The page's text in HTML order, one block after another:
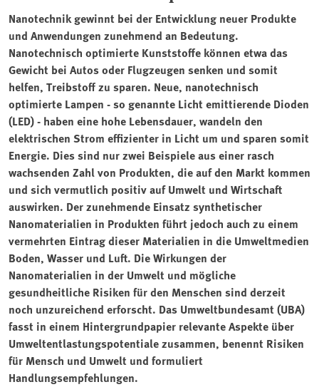
Nanotechnik gewinnt bei der Entwicklung neuer Produkte
und Anwendungen zunehmend an Bedeutung.
Nanotechnisch optimierte Kunststoffe können etwa das
Gewicht bei Autos oder Flugzeugen senken und somit
helfen, Treibstoff zu sparen. Neue, nanotechnisch
optimierte Lampen - so genannte Licht emittierende Dioden
(LED) - haben eine hohe Lebensdauer, wandeln den
elektrischen Strom effizienter in Licht um und sparen somit
Energie. Dies sind nur zwei Beispiele aus einer rasch
wachsenden Zahl von Produkten, die auf den Markt kommen
und sich vermutlich positiv auf Umwelt und Wirtschaft
auswirken. Der zunehmende Einsatz synthetischer
Nanomaterialien in Produkten führt jedoch auch zu einem
vermehrten Eintrag dieser Materialien in die Umweltmedien
Boden, Wasser und Luft. Die Wirkungen der
Nanomaterialien in der Umwelt und mögliche
gesundheitliche Risiken für den Menschen sind derzeit
noch unzureichend erforscht. Das Umweltbundesamt (UBA)
fasst in einem Hintergrundpapier relevante Aspekte über
Umweltentlastungspotentiale zusammen, benennt Risiken
für Mensch und Umwelt und formuliert
Handlungsempfehlungen.